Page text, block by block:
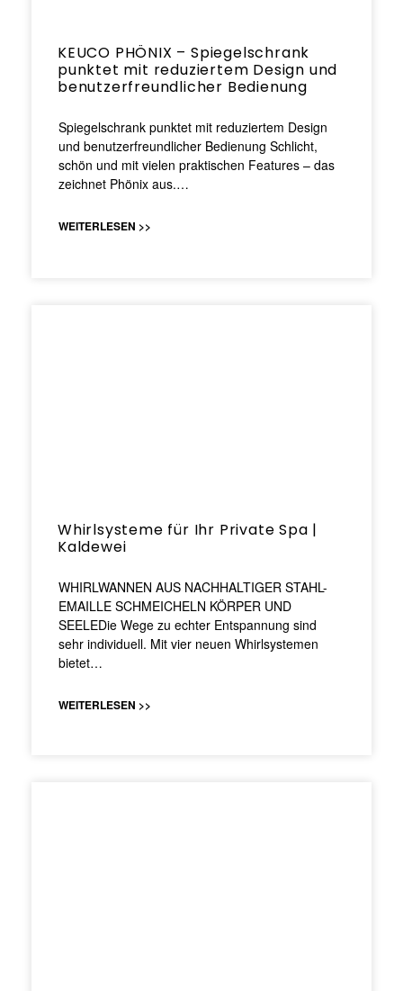
KEUCO PHÖNIX – Spiegelschrank
punktet mit reduziertem Design und
benutzerfreundlicher Bedienung
Spiegelschrank punktet mit reduziertem Design
und benutzerfreundlicher Bedienung Schlicht,
schön und mit vielen praktischen Features – das
zeichnet Phönix aus.…
WEITERLESEN >>
Whirlsysteme für Ihr Private Spa |
Kaldewei
WHIRLWANNEN AUS NACHHALTIGER STAHL-
EMAILLE SCHMEICHELN KÖRPER UND
SEELEDie Wege zu echter Entspannung sind
sehr individuell. Mit vier neuen Whirlsystemen
bietet…
WEITERLESEN >>